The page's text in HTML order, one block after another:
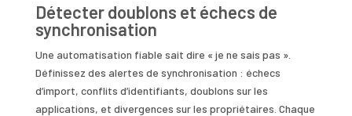
Détecter doublons et échecs de
synchronisation
Une automatisation fiable sait dire « je ne sais pas ».
Définissez des alertes de synchronisation : échecs
d’import, conflits d’identifiants, doublons sur les
applications, et divergences sur les propriétaires. Chaque